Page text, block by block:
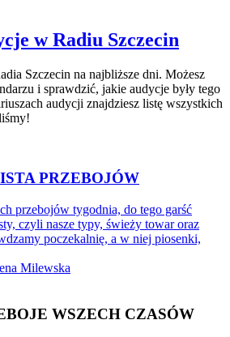
w Radiu Szczecin
Szczecin na najbliższe dni. Możesz
i sprawdzić, jakie audycje były tego
audycji znajdziesz listę wszystkich
PRZEBOJÓW
przebojów tygodnia, do tego garść
czyli nasze typy, świeży towar oraz
poczekalnię, a w niej piosenki,
Milewska
WSZECH CZASÓW